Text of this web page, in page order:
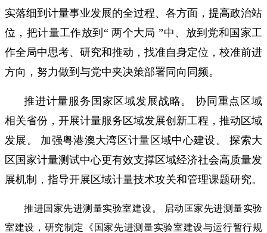
实落细到计量事业发展的全过程、各方面，提高政治站
位，把计量工作放到“ 两个大局 ”中、放到党和国家工
作全局中思考、研究和推动，找准自身定位，校准前进
方向，努力做到与党中夹决策部署同向同频。
推进计量服务国家区域发展战略。 协同重点区域
相关省份，开展计量服务区域发展创新工程，推动区域
发展。 加强粤港澳大湾区计量区域中心建设。 探索大
区国家计量测试中心更有效支撑区域经济社会高质量发
展机制，指导开展区域计量技术攻关和管理课题研究。
推进国家先进测量实验室建设。 启动匡家先进测量实验
室建设，研究制定《国家先进测量实验室建设与运行暂行规